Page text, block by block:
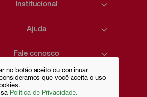
no botão aceito ou continuar
que você aceita o uso
Política de Privacidade.
Institucional
Ajuda
Fale conosco